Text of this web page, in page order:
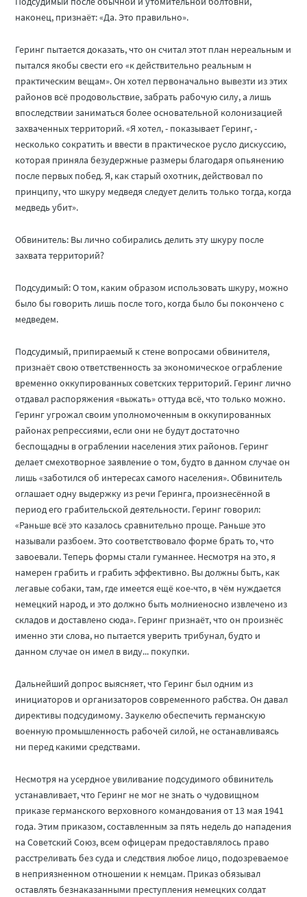
наконец, признаёт: «Да. Это правильно».
Геринг пытается доказать, что он считал этот план нереальным и
пытался якобы свести его «к действительно реальным н
практическим вещам». Он хотел первоначально вывезти из этих
районов всё продовольствие, забрать рабочую силу, а лишь
впоследствии заниматься более основательной колонизацией
захваченных территорий. «Я хотел, - показывает Геринг, -
несколько сократить и ввести в практическое русло дискуссию,
которая приняла безудержные размеры благодаря опьянению
после первых побед. Я, как старый охотник, действовал по
принципу, что шкуру медведя следует делить только тогда, когда
медведь убит».
Обвинитель: Вы лично собирались делить эту шкуру после
захвата территорий?
Подсудимый: О том, каким образом использовать шкуру, можно
было бы говорить лишь после того, когда было бы покончено с
медведем.
Подсудимый, припираемый к стене вопросами обвинителя,
признаёт свою ответственность за экономическое ограбление
временно оккупированных советских территорий. Геринг лично
отдавал распоряжения «выжать» оттуда всё, что только можно.
Геринг угрожал своим уполномоченным в оккупированных
районах репрессиями, если они не будут достаточно
беспощадны в ограблении населения этих районов. Геринг
делает смехотворное заявление о том, будто в данном случае он
лишь «заботился об интересах самого населения». Обвинитель
оглашает одну выдержку из речи Геринга, произнесённой в
период его грабительской деятельности. Геринг говорил:
«Раньше всё это казалось сравнительно проще. Раньше это
называли разбоем. Это соответствовало форме брать то, что
завоевали. Теперь формы стали гуманнее. Несмотря на это, я
намерен грабить и грабить эффективно. Вы должны быть, как
легавые собаки, там, где имеется ещё кое-что, в чём нуждается
немецкий народ, и это должно быть молниеносно извлечено из
складов и доставлено сюда». Геринг признаёт, что он произнёс
именно эти слова, но пытается уверить трибунал, будто и
данном случае он имел в виду... покупки.
Дальнейший допрос выясняет, что Геринг был одним из
инициаторов и организаторов современного рабства. Он давал
директивы подсудимому. Заукелю обеспечить германскую
военную промышленность рабочей силой, не останавливаясь
ни перед какими средствами.
Несмотря на усердное увиливание подсудимого обвинитель
устанавливает, что Геринг не мог не знать о чудовищном
приказе германского верховного командования от 13 мая 1941
года. Этим приказом, составленным за пять недель до нападения
на Советский Союз, всем офицерам предоставлялось право
расстреливать без суда и следствия любое лицо, подозреваемое
в неприязненном отношении к немцам. Приказ обязывал
оставлять безнаказанными преступления немецких солдат